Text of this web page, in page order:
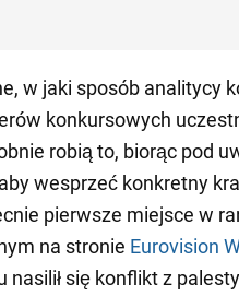
w jaki sposób analitycy
konkursowych
robią to, biorąc pod
wesprzeć konkretny
pierwsze miejsce w
na stronie Eurovision
nasilił się konflikt z